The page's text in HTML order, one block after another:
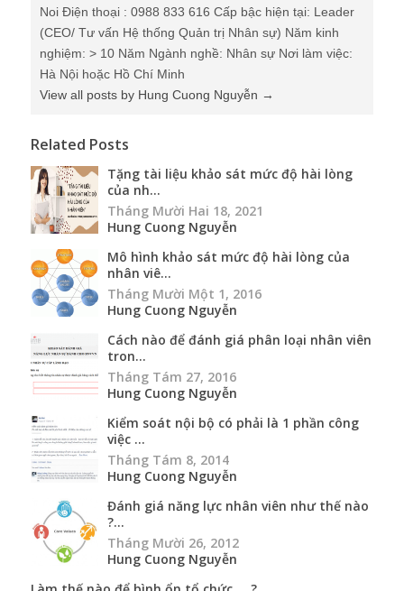
Noi Điện thoại : 0988 833 616 Cấp bậc hiện tại: Leader
(CEO/ Tư vấn Hệ thống Quản trị Nhân sự) Năm kinh
nghiệm: > 10 Năm Ngành nghề: Nhân sự Nơi làm việc:
Hà Nội hoặc Hồ Chí Minh
View all posts by Hung Cuong Nguyễn →
Related Posts
Tặng tài liệu khảo sát mức độ hài lòng
của nh...
Tháng Mười Hai 18, 2021
Hung Cuong Nguyễn
Mô hình khảo sát mức độ hài lòng của
nhân viê...
Tháng Mười Một 1, 2016
Hung Cuong Nguyễn
Cách nào để đánh giá phân loại nhân viên
tron...
Tháng Tám 27, 2016
Hung Cuong Nguyễn
Kiểm soát nội bộ có phải là 1 phần công
việc ...
Tháng Tám 8, 2014
Hung Cuong Nguyễn
Đánh giá năng lực nhân viên như thế nào
?...
Tháng Mười 26, 2012
Hung Cuong Nguyễn